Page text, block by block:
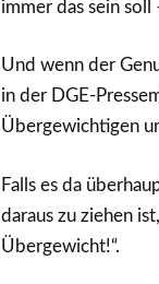
immer das sein
Und wenn der
in der DGE-
Übergewichtigen
Falls es da
daraus zu ziehen
Übergewicht!“.